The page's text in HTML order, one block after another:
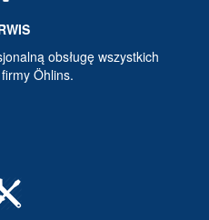
obsługę wszystkich
Öhlins.